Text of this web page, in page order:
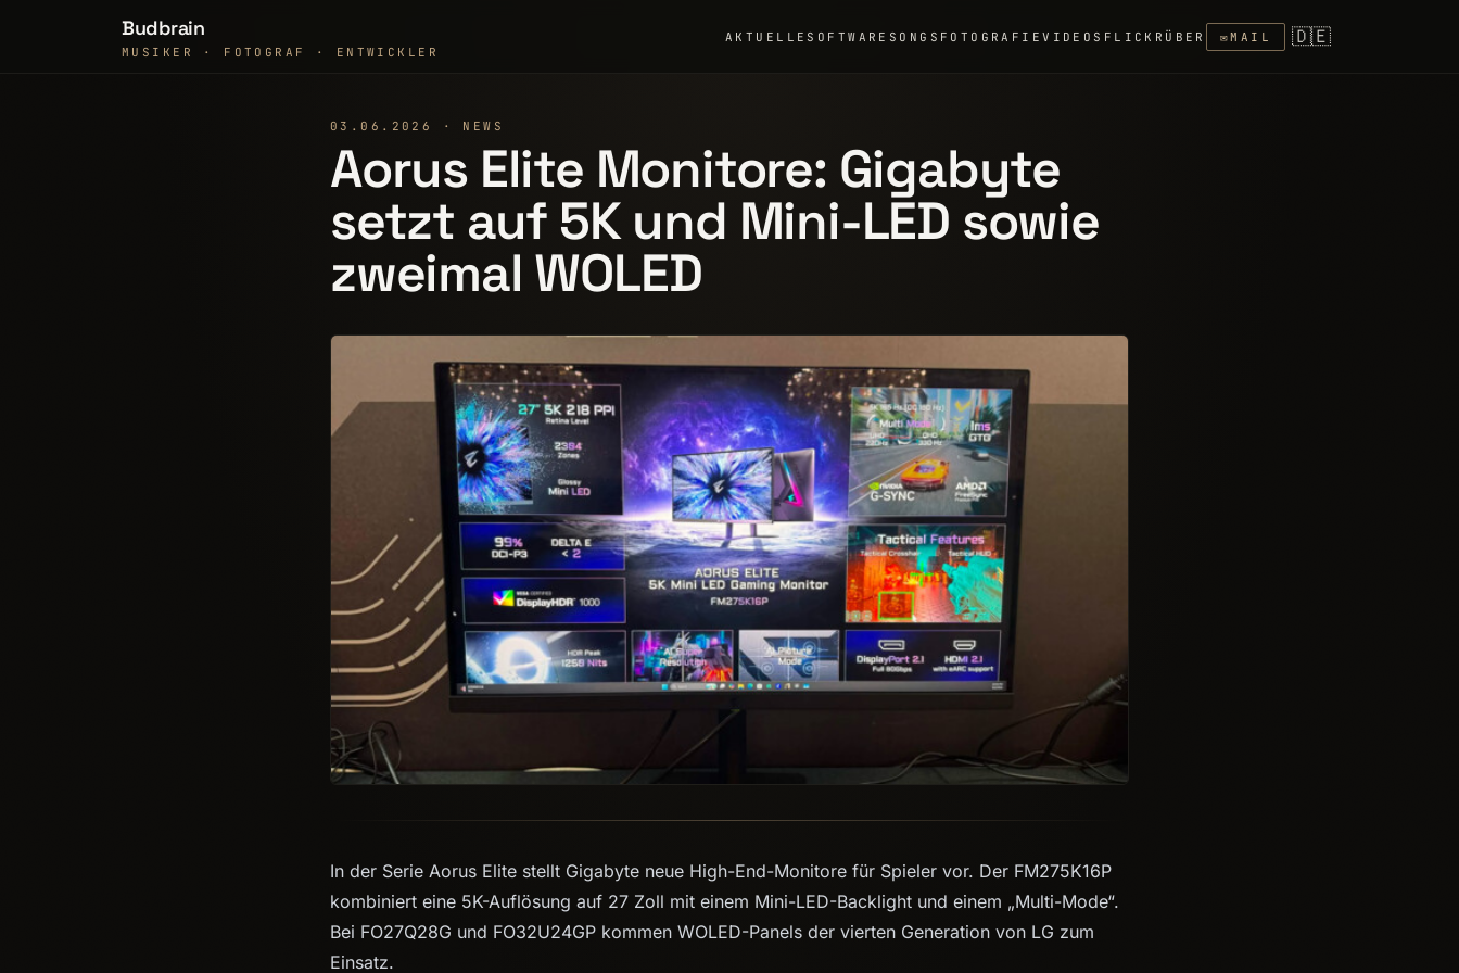
Budbrain
MUSIKER · FOTOGRAF · ENTWICKLER
AKTUELLE SOFTWARE SONGS FOTOGRAFIEVIDEOS FLICKR ÜBER ✉MAIL 🇩🇪
03.06.2026 · NEWS
Aorus Elite Monitore: Gigabyte
setzt auf 5K und Mini-LED sowie
zweimal WOLED
In der Serie Aorus Elite stellt Gigabyte neue High-End-Monitore für Spieler vor. Der FM275K16P
kombiniert eine 5K-Auflösung auf 27 Zoll mit einem Mini-LED-Backlight und einem „Multi-Mode“.
Bei FO27Q28G und FO32U24GP kommen WOLED-Panels der vierten Generation von LG zum
Einsatz.